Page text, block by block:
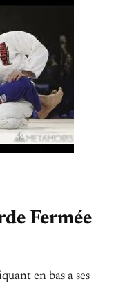
Fermée
en bas a ses